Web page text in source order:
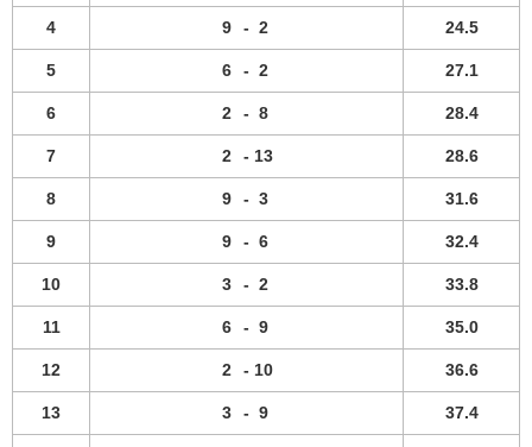
4 9 - 2 24.5
5 6 - 2 27.1
6 2 - 8 28.4
7 2 - 13 28.6
8 9 - 3 31.6
9 9 - 6 32.4
10 3 - 2 33.8
11 6 - 9 35.0
12 2 - 10 36.6
13 3 - 9 37.4